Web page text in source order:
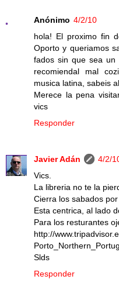
Anónimo 4/2/10
hola! El proximo fin
Oporto y queriamos
fados sin que sea un
recomiendal mal
musica latina, sabeis
Merece la pena
vics
Responder
Javier Adán
4/2/
Vics.
La libreria no te la
Cierra los sabados
Esta centrica, al lado
Para los resturantes
http://
Slds
Responder